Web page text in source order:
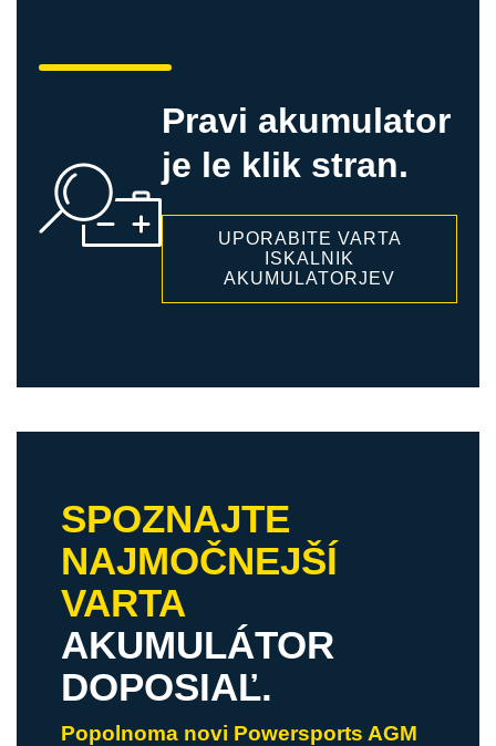
Pravi akumulator
je le klik stran.
UPORABITE VARTA
ISKALNIK
AKUMULATORJEV
SPOZNAJTE
NAJMOČNEJŠÍ
VARTA
AKUMULÁTOR
DOPOSIAĽ.
Popolnoma novi Powersports AGM